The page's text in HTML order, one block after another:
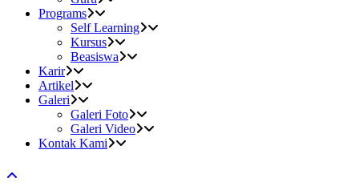
Programs
Self Learning
Kursus
Beasiswa
Karir
Artikel
Galeri
Galeri Foto
Galeri Video
Kontak Kami